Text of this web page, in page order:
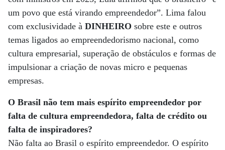
um povo que está virando empreendedor”. Lima falou
com exclusividade à DINHEIRO sobre este e outros
temas ligados ao empreendedorismo nacional, como
cultura empresarial, superação de obstáculos e formas de
impulsionar a criação de novas micro e pequenas
empresas.
O Brasil não tem mais espírito empreendedor por
falta de cultura empreendedora, falta de crédito ou
falta de inspiradores?
Não falta ao Brasil o espírito empreendedor. O espírito